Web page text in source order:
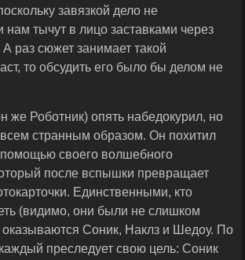
завязкой дело не
нам тычут в лицо заставками через
раз сюжет занимает такой
то обсудить его было бы делом не
же Роботник) опять набедокурил, но
странным образом. Он похитил
своего волшебного
после вспышки превращает
Единственными, кто
(видимо, они были не слишком
Соник, Наклз и Шедоу. По
преследует свою цель: Соник